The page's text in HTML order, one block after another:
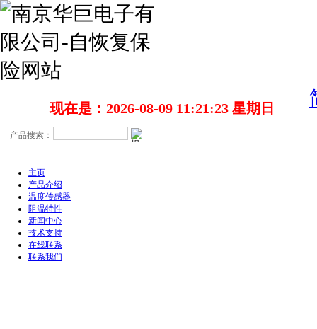
现在是：2026-08-09 11:21:23 星期日
主页
产品介绍
温度传感器
阻温特性
新闻中心
技术支持
在线联系
联系我们